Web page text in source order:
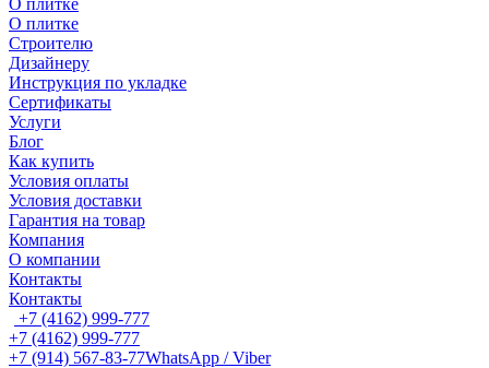
О плитке
О плитке
Строителю
Дизайнеру
Инструкция по укладке
Сертификаты
Услуги
Блог
Как купить
Условия оплаты
Условия доставки
Гарантия на товар
Компания
О компании
Контакты
Контакты
+7 (4162) 999-777
+7 (4162) 999-777
+7 (914) 567-83-77WhatsApp / Viber